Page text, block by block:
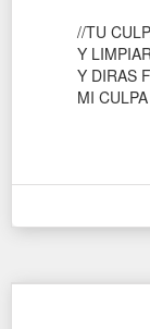
//TU
Y
Y DIRAS
MI